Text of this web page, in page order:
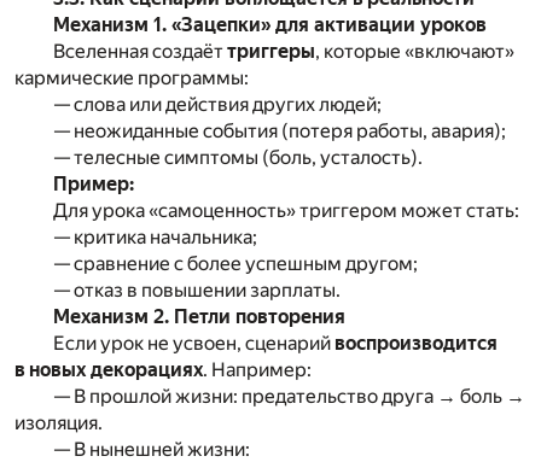
Механизм 1. «Зацепки» для активации уроков
Вселенная создаёттриггеры, которые «включают»
кармические программы:
— слова или действия других людей;
— неожиданные события (потеря работы, авария);
— телесные симптомы (боль, усталость).
Пример:
Для урока «самоценность» триггером может стать:
— критика начальника;
— сравнение с более успешным другом;
— отказ в повышении зарплаты.
Механизм 2. Петли повторения
Если урок не усвоен, сценарий воспроизводится
в новых декорациях. Например:
— В прошлой жизни: предательство друга → боль →
изоляция.
— В нынешней жизни: